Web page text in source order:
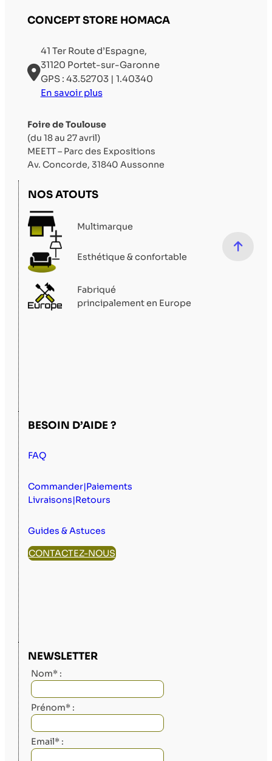
CONCEPT STORE HOMACA
41 Ter Route d’Espagne,
31120 Portet-sur-Garonne
GPS : 43.52703 | 1.40340
En savoir plus
Foire de Toulouse
(du 18 au 27 avril)
MEETT – Parc des Expositions
Av. Concorde, 31840 Aussonne
NOS ATOUTS
Multimarque
Esthétique & confortable
Fabriqué
principalement en Europe
BESOIN D’AIDE ?
FAQ
Commander|Paiements
Livraisons|Retours
Guides & Astuces
CONTACTEZ-NOUS
NEWSLETTER
Nom* :
Prénom* :
Email* :